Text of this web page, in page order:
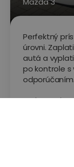
Perfektný
úrovni.
autá a
po kontrole s
odporúčaním.
Hodnotené